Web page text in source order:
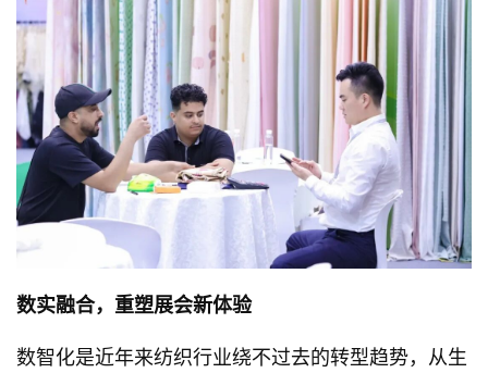
数实融合，重塑展会新体验
数智化是近年来纺织行业绕不过去的转型趋势，从生